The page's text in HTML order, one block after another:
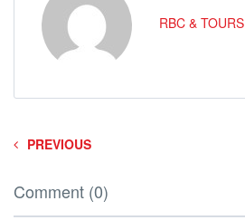
RBC & TOURS
PREVIOUS
Comment (0)